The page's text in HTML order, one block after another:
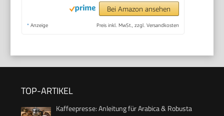
Bei Amazon ansehen
* Anzeige Preis inkl. MwSt., zzgl. Versandkosten
TOP-ARTIKEL
Kaffeepresse: Anleitung für Arabica & Robusta